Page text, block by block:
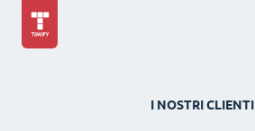
I NOSTRI CLIENTI